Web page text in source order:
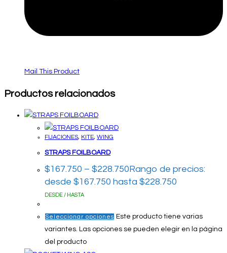
Mail This Product
Productos relacionados
FIJACIONES, KITE, WING
STRAPS FOILBOARD
$167.750 – $228.750 Rango de precios:
desde $167.750 hasta $228.750
DESDE / HASTA
Seleccionar opciones Este producto tiene varias
variantes. Las opciones se pueden elegir en la página
del producto